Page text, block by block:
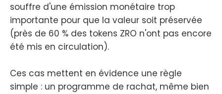
souffre d'une émission monétaire trop
importante pour que la valeur soit préservée
(près de 60 % des tokens ZRO n'ont pas encore
été mis en circulation).
Ces cas mettent en évidence une règle
simple : un programme de rachat, même bien